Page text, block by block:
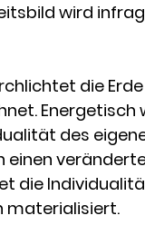
wird
die
Energetisch
des
einen
die
materialisiert.